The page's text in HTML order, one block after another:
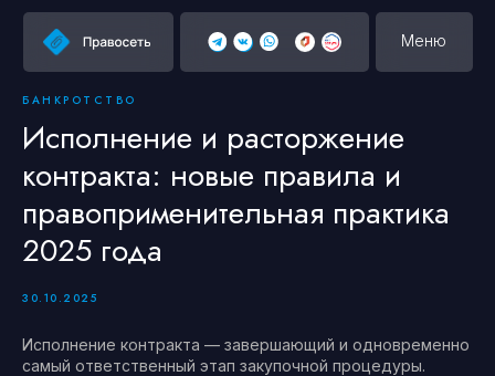
Меню
БАНКРОТСТВО
Исполнение и расторжение
контракта: новые правила и
правоприменительная практика
2025 года
30.10.2025
Исполнение контракта — завершающий и одновременно
самый ответственный этап закупочной процедуры.